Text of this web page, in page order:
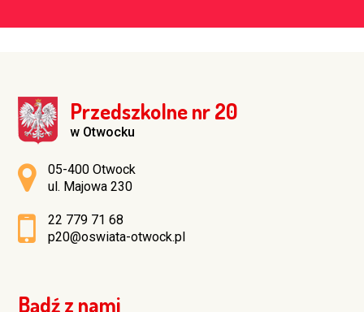
Przedszkolne nr 20
w Otwocku
Adres pocztowy:
05-400 Otwock
ul. Majowa 230
22 779 71 68
p20@oswiata-otwock.pl
Bądź z nami